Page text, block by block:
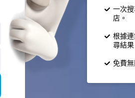
一次
店。
根據
尋結果
免費